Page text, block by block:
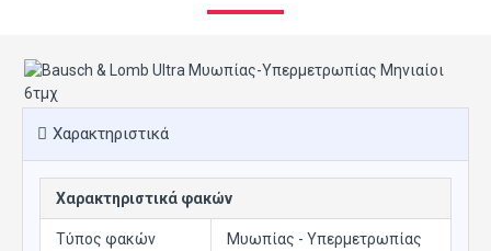
Χαρακτηριστικά
Χαρακτηριστικά φακών
Τύπος φακών Μυωπίας - Υπερμετρωπίας